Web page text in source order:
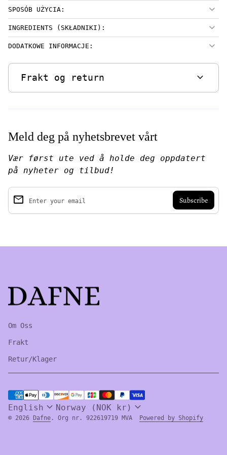
SPOSÓB UŻYCIA:
INGREDIENTS (SKŁADNIKI):
DODATKOWE INFORMACJE:
Frakt og return expand_more
Meld deg på nyhetsbrevet vårt
Vær først ute ved å holde deg oppdatert
på nyheter og tilbud!
Enter your email
email
Om Oss
Frakt
Retur/Klager
Payment methods
English expand_more Norway (NOK kr) expand_more
© 2026 Dafne . Org nr. 922619719 MVA Powered by Shopify(link